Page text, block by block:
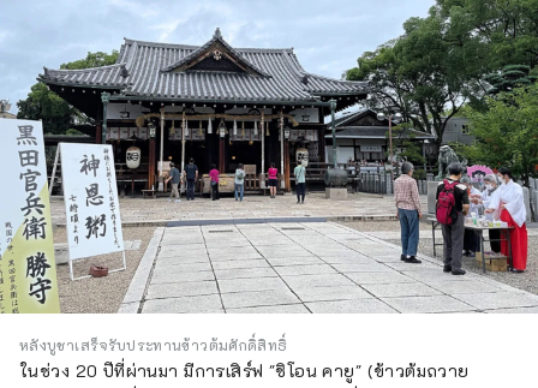
หลังบูชาเสร็จรับประทานข้าวต้มศักดิ์สิทธิ์
ในช่วง 20 ปีที่ผ่านมา มีการเสิร์ฟ "ชิโอน คายู" (ข้าวต้มถวาย